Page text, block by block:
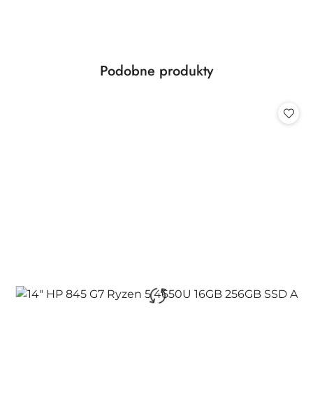
Pomiń karuzelę produktów
Produkty
Podobne produkty